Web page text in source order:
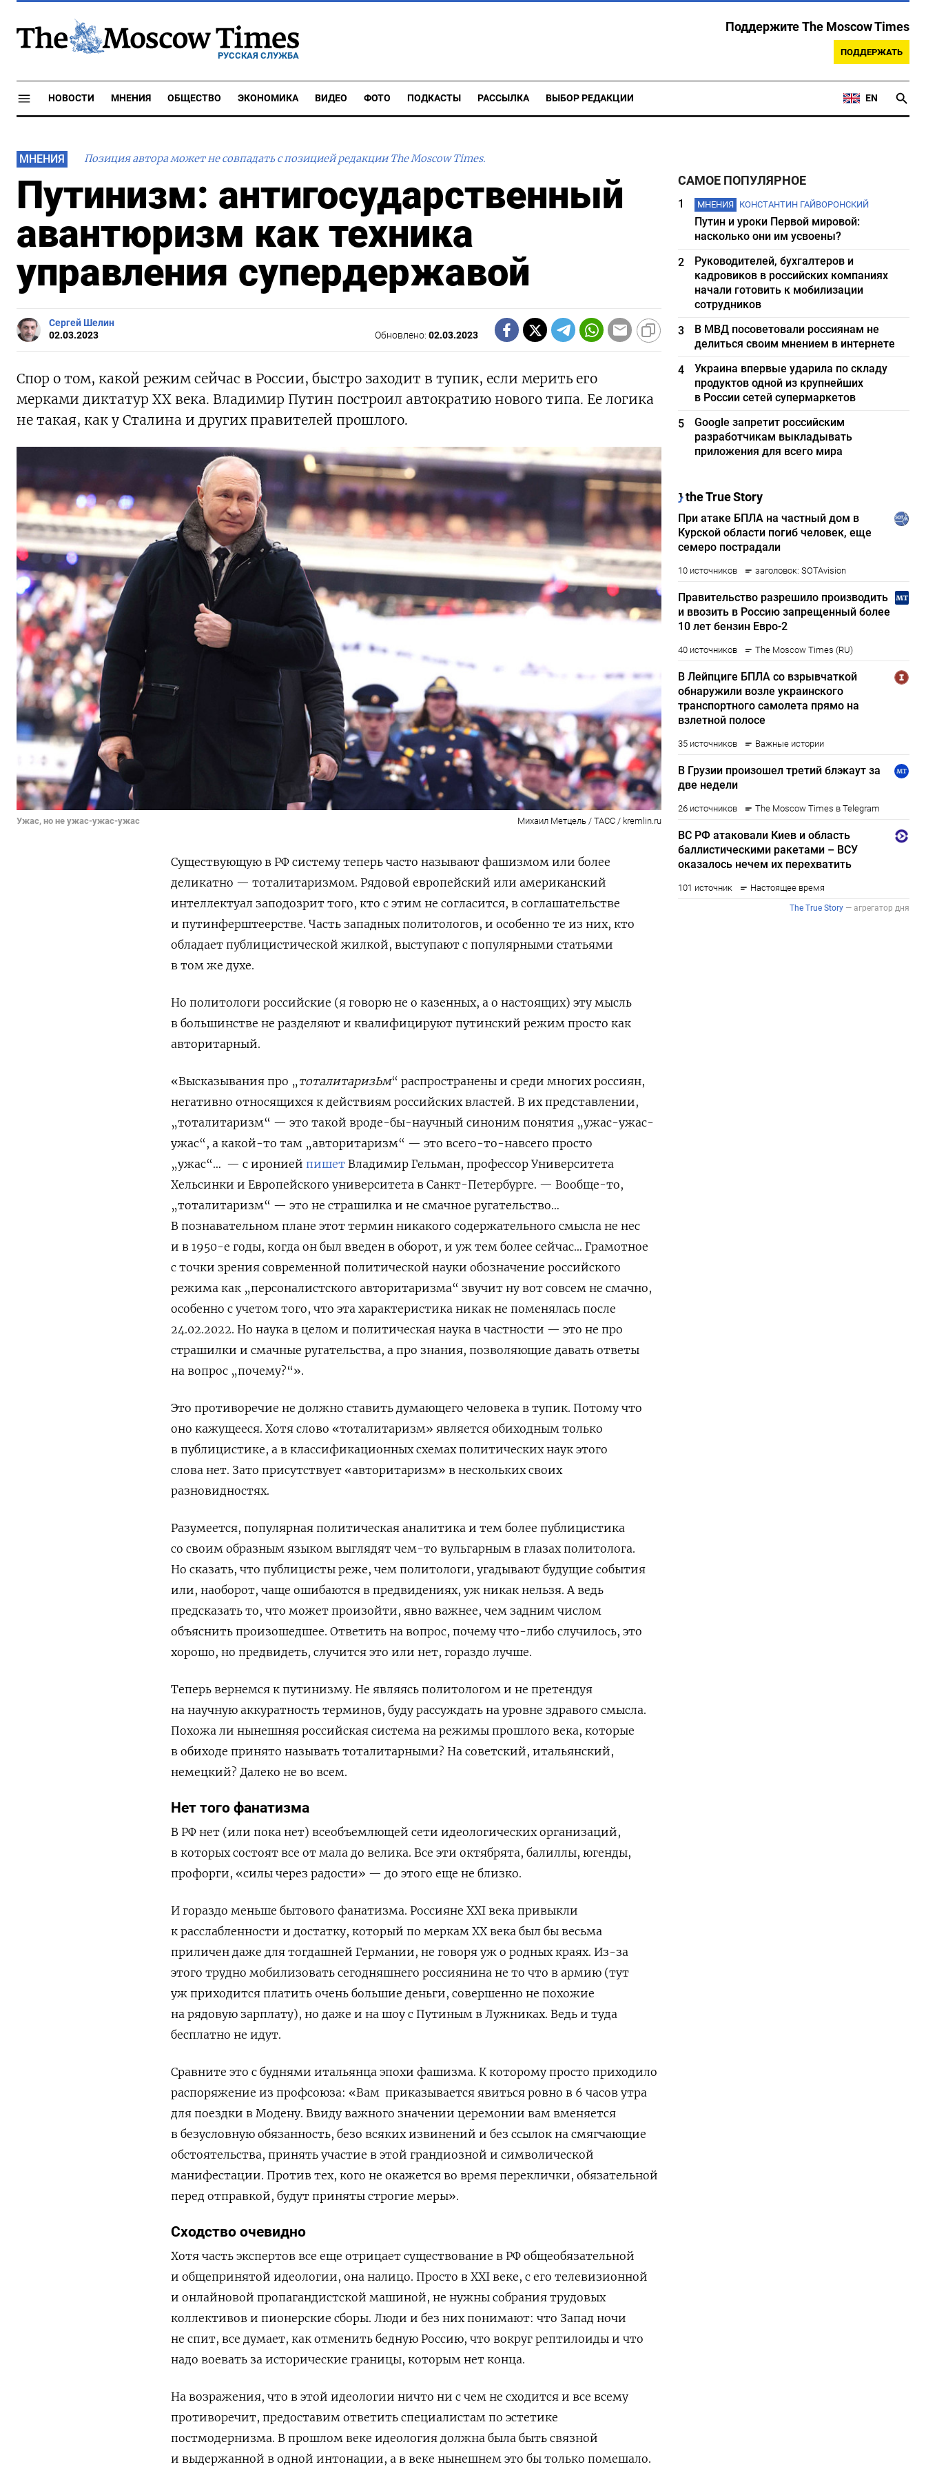
РУССКАЯ СЛУЖБА
Поддержите The Moscow Times
ПОДДЕРЖАТЬ
НОВОСТИ МНЕНИЯ ОБЩЕСТВО ЭКОНОМИКА ВИДЕО ФОТО ПОДКАСТЫ РАССЫЛКА ВЫБОР РЕДАКЦИИ EN
МНЕНИЯ Позиция автора может не совпадать с позицией редакции The Moscow Times.
Путинизм: антигосударственный
авантюризм как техника
управления супердержавой
Сергей Шелин
02.03.2023
Обновлено:02.03.2023
Спор о том, какой режим сейчас в России, быстро заходит в тупик, если мерить его
мерками диктатур XX века. Владимир Путин построил автократию нового типа. Ее логика
не такая, как у Сталина и других правителей прошлого.
Ужас, но не ужас-ужас-ужас Михаил Метцель / ТАСС / kremlin.ru
Существующую в РФ систему теперь часто называют фашизмом или более
деликатно — тоталитаризмом. Рядовой европейский или американский
интеллектуал заподозрит того, кто с этим не согласится, в соглашательстве
и путинферштеерстве. Часть западных политологов, и особенно те из них, кто
обладает публицистической жилкой, выступают с популярными статьями
в том же духе.
Но политологи российские (я говорю не о казенных, а о настоящих) эту мысль
в большинстве не разделяют и квалифицируют путинский режим просто как
авторитарный.
«Высказывания про „ тоталитаризЬм“ распространены и среди многих россиян,
негативно относящихся к действиям российских властей. В их представлении,
„тоталитаризм“ — это такой вроде-бы-научный синоним понятия „ужас-ужас-
ужас“, а какой-то там „авторитаризм“ — это всего-то-навсего просто
„ужас“… — с иронией пишет Владимир Гельман, профессор Университета
Хельсинки и Европейского университета в Санкт-Петербурге. — Вообще-то,
„тоталитаризм“ — это не страшилка и не смачное ругательство…
В познавательном плане этот термин никакого содержательного смысла не нес
и в 1950-е годы, когда он был введен в оборот, и уж тем более сейчас… Грамотное
с точки зрения современной политической науки обозначение российского
режима как „персоналистского авторитаризма“ звучит ну вот совсем не смачно,
особенно с учетом того, что эта характеристика никак не поменялась после
24.02.2022. Но наука в целом и политическая наука в частности — это не про
страшилки и смачные ругательства, а про знания, позволяющие давать ответы
на вопрос „почему?“».
Это противоречие не должно ставить думающего человека в тупик. Потому что
оно кажущееся. Хотя слово «тоталитаризм» является обиходным только
в публицистике, а в классификационных схемах политических наук этого
слова нет. Зато присутствует «авторитаризм» в нескольких своих
разновидностях.
Разумеется, популярная политическая аналитика и тем более публицистика
со своим образным языком выглядят чем-то вульгарным в глазах политолога.
Но сказать, что публицисты реже, чем политологи, угадывают будущие события
или, наоборот, чаще ошибаются в предвидениях, уж никак нельзя. А ведь
предсказать то, что может произойти, явно важнее, чем задним числом
объяснить произошедшее. Ответить на вопрос, почему что-либо случилось, это
хорошо, но предвидеть, случится это или нет, гораздо лучше.
Теперь вернемся к путинизму. Не являясь политологом и не претендуя
на научную аккуратность терминов, буду рассуждать на уровне здравого смысла.
Похожа ли нынешняя российская система на режимы прошлого века, которые
в обиходе принято называть тоталитарными? На советский, итальянский,
немецкий? Далеко не во всем.
Нет того фанатизма
В РФ нет (или пока нет) всеобъемлющей сети идеологических организаций,
в которых состоят все от мала до велика. Все эти октябрята, балиллы, югенды,
профорги, «силы через радости» — до этого еще не близко.
И гораздо меньше бытового фанатизма. Россияне XXI века привыкли
к расслабленности и достатку, который по меркам XX века был бы весьма
приличен даже для тогдашней Германии, не говоря уж о родных краях. Из-за
этого трудно мобилизовать сегодняшнего россиянина не то что в армию (тут
уж приходится платить очень большие деньги, совершенно не похожие
на рядовую зарплату), но даже и на шоу с Путиным в Лужниках. Ведь и туда
бесплатно не идут.
Сравните это с буднями итальянца эпохи фашизма. К которому просто приходило
распоряжение из профсоюза: «Вам приказывается явиться ровно в 6 часов утра
для поездки в Модену. Ввиду важного значении церемонии вам вменяется
в безусловную обязанность, безо всяких извинений и без ссылок на смягчающие
обстоятельства, принять участие в этой грандиозной и символической
манифестации. Против тех, кого не окажется во время переклички, обязательной
перед отправкой, будут приняты строгие меры».
Сходство очевидно
Хотя часть экспертов все еще отрицает существование в РФ общеобязательной
и общепринятой идеологии, она налицо. Просто в XXI веке, с его телевизионной
и онлайновой пропагандистской машиной, не нужны собрания трудовых
коллективов и пионерские сборы. Люди и без них понимают: что Запад ночи
не спит, все думает, как отменить бедную Россию, что вокруг рептилоиды и что
надо воевать за исторические границы, которым нет конца.
На возражения, что в этой идеологии ничто ни с чем не сходится и все всему
противоречит, предоставим ответить специалистам по эстетике
постмодернизма. В прошлом веке идеология должна была быть связной
и выдержанной в одной интонации, а в веке нынешнем это бы только помешало.
САМОЕ ПОПУЛЯРНОЕ
1 МНЕНИЯ КОНСТАНТИН ГАЙВОРОНСКИЙ
Путин и уроки Первой мировой:
насколько они им усвоены?
2
Руководителей, бухгалтеров и
кадровиков в российских компаниях
начали готовить к мобилизации
сотрудников
3
В МВД посоветовали россиянам не
делиться своим мнением в интернете
4
Украина впервые ударила по складу
продуктов одной из крупнейших
в России сетей супермаркетов
5
Google запретит российским
разработчикам выкладывать
приложения для всего мира